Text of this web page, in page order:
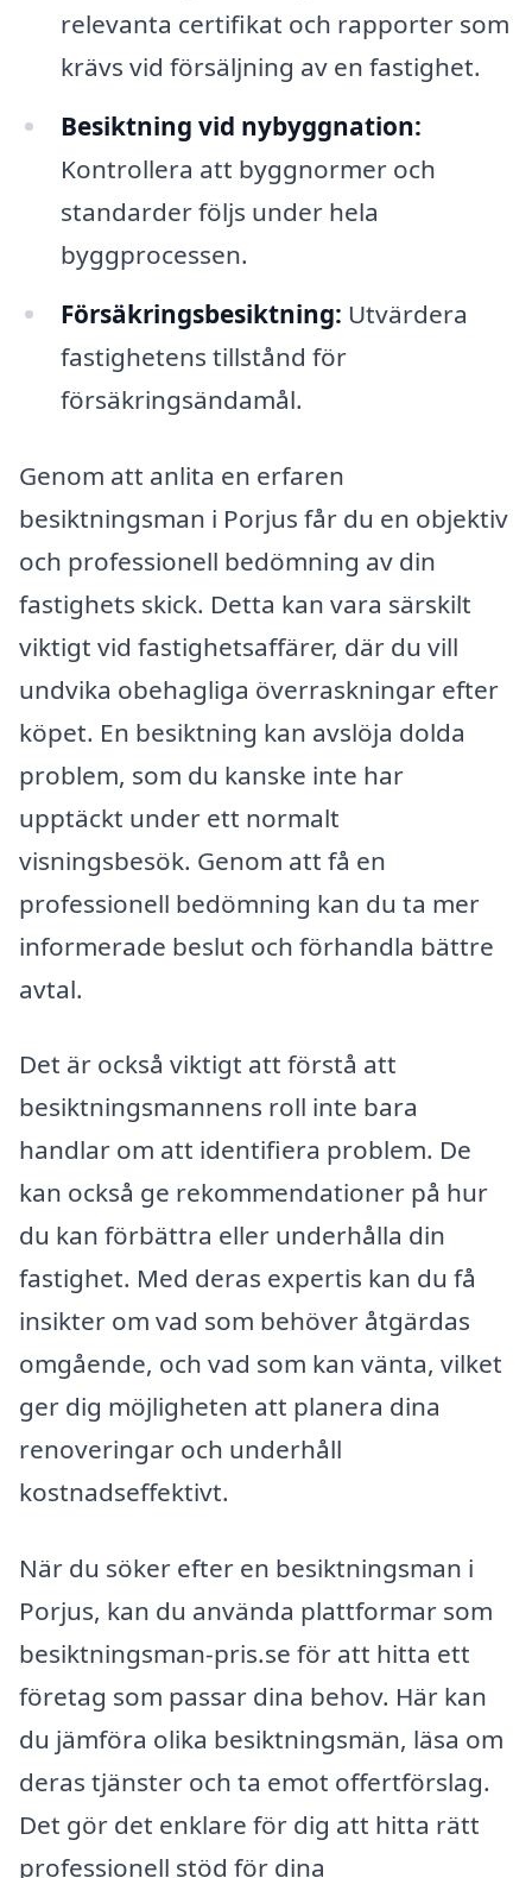
relevanta certifikat och rapporter som
krävs vid försäljning av en fastighet.
Besiktning vid nybyggnation:
Kontrollera att byggnormer och
standarder följs under hela
byggprocessen.
Försäkringsbesiktning: Utvärdera
fastighetens tillstånd för
försäkringsändamål.
Genom att anlita en erfaren
besiktningsman i Porjus får du en objektiv
och professionell bedömning av din
fastighets skick. Detta kan vara särskilt
viktigt vid fastighetsaffärer, där du vill
undvika obehagliga överraskningar efter
köpet. En besiktning kan avslöja dolda
problem, som du kanske inte har
upptäckt under ett normalt
visningsbesök. Genom att få en
professionell bedömning kan du ta mer
informerade beslut och förhandla bättre
avtal.
Det är också viktigt att förstå att
besiktningsmannens roll inte bara
handlar om att identifiera problem. De
kan också ge rekommendationer på hur
du kan förbättra eller underhålla din
fastighet. Med deras expertis kan du få
insikter om vad som behöver åtgärdas
omgående, och vad som kan vänta, vilket
ger dig möjligheten att planera dina
renoveringar och underhåll
kostnadseffektivt.
När du söker efter en besiktningsman i
Porjus, kan du använda plattformar som
besiktningsman-pris.se för att hitta ett
företag som passar dina behov. Här kan
du jämföra olika besiktningsmän, läsa om
deras tjänster och ta emot offertförslag.
Det gör det enklare för dig att hitta rätt
professionell stöd för dina